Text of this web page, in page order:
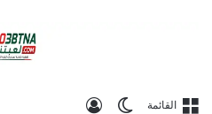
القائمة الوضع المظلم